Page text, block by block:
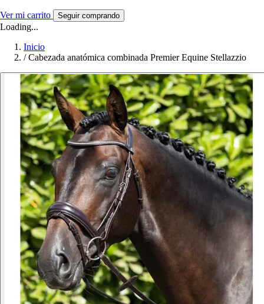
Ver mi carrito Seguir comprando
Loading...
Inicio
/ Cabezada anatómica combinada Premier Equine Stellazzio